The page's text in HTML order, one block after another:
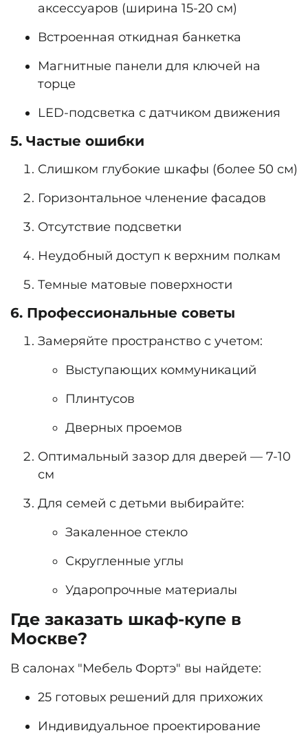
аксессуаров (ширина 15-20 см)
Встроенная откидная банкетка
Магнитные панели для ключей на
торце
LED-подсветка с датчиком движения
5. Частые ошибки
Слишком глубокие шкафы (более 50 см)
Горизонтальное членение фасадов
Отсутствие подсветки
Неудобный доступ к верхним полкам
Темные матовые поверхности
6. Профессиональные советы
Замеряйте пространство с учетом:
Выступающих коммуникаций
Плинтусов
Дверных проемов
Оптимальный зазор для дверей — 7-10
см
Для семей с детьми выбирайте:
Закаленное стекло
Скругленные углы
Ударопрочные материалы
Где заказать шкаф-купе в
Москве?
В салонах "Мебель Фортэ" вы найдете:
25 готовых решений для прихожих
Индивидуальное проектирование